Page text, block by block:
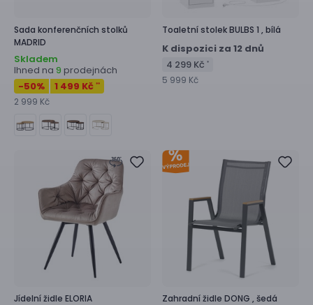
Sada konferenčních stolků
MADRID
Skladem
Ihned na 9 prodejnách
-50% 1 499 Kč **
2 999 Kč
Toaletní stolekBULBS 1 , bílá
K dispozici za 12 dnů
4 299 Kč *
5 999 Kč
Jídelní židle ELORIA Zahradní židle DONG , šedá